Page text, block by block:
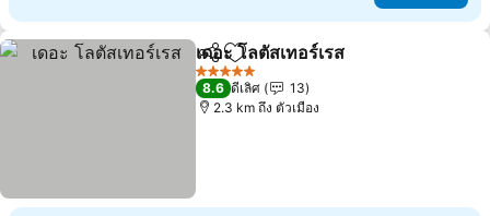
แชร์ เพิ่มในรายการโปรด
เดอะ โลตัสเทอร์เรส
5 ดาว
8.6 ดีเลิศ
13
2.3 km ถึง ตัวเมือง